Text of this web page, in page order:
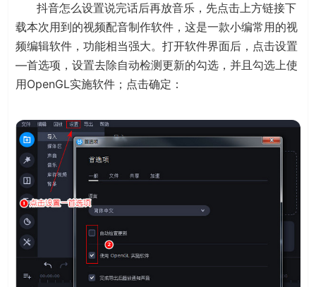
抖音怎么设置说完话后再放音乐，先点击上方链接下
载本次用到的视频配音制作软件，这是一款小编常用的视
频编辑软件，功能相当强大。打开软件界面后，点击设置
—首选项，设置去除自动检测更新的勾选，并且勾选上使
用OpenGL实施软件；点击确定：